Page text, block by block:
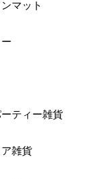
マット
ティー雑貨
雑貨